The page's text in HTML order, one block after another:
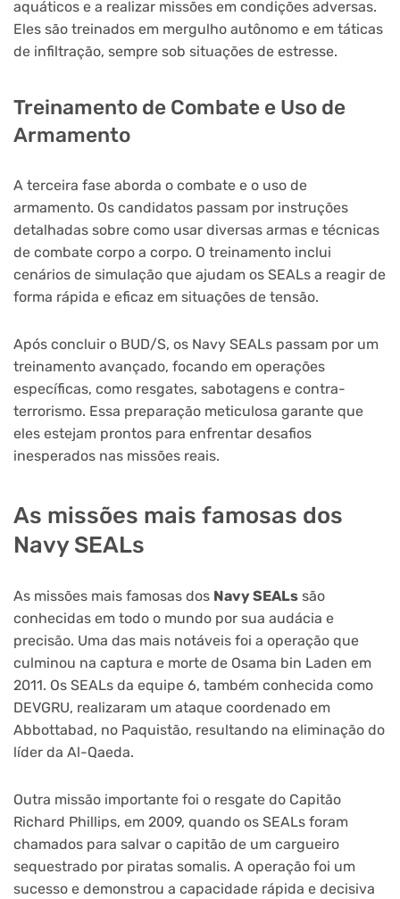
aquáticos e a realizar missões em condições adversas.
Eles são treinados em mergulho autônomo e em táticas
de infiltração, sempre sob situações de estresse.
Treinamento de Combate e Uso de
Armamento
A terceira fase aborda o combate e o uso de
armamento. Os candidatos passam por instruções
detalhadas sobre como usar diversas armas e técnicas
de combate corpo a corpo. O treinamento inclui
cenários de simulação que ajudam os SEALs a reagir de
forma rápida e eficaz em situações de tensão.
Após concluir o BUD/S, os Navy SEALs passam por um
treinamento avançado, focando em operações
específicas, como resgates, sabotagens e contra-
terrorismo. Essa preparação meticulosa garante que
eles estejam prontos para enfrentar desafios
inesperados nas missões reais.
As missões mais famosas dos
Navy SEALs
As missões mais famosas dos Navy SEALs são
conhecidas em todo o mundo por sua audácia e
precisão. Uma das mais notáveis foi a operação que
culminou na captura e morte de Osama bin Laden em
2011. Os SEALs da equipe 6, também conhecida como
DEVGRU, realizaram um ataque coordenado em
Abbottabad, no Paquistão, resultando na eliminação do
líder da Al-Qaeda.
Outra missão importante foi o resgate do Capitão
Richard Phillips, em 2009, quando os SEALs foram
chamados para salvar o capitão de um cargueiro
sequestrado por piratas somalis. A operação foi um
sucesso e demonstrou a capacidade rápida e decisiva